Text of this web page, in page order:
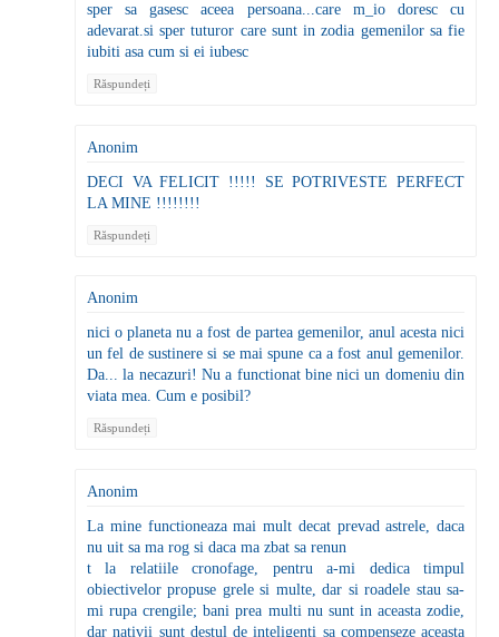
sper sa gasesc aceea persoana...care m_io doresc cu
adevarat.si sper tuturor care sunt in zodia gemenilor sa fie
iubiti asa cum si ei iubesc
Răspundeți
Anonim
DECI VA FELICIT !!!!! SE POTRIVESTE PERFECT
LA MINE !!!!!!!!
Răspundeți
Anonim
nici o planeta nu a fost de partea gemenilor, anul acesta nici
un fel de sustinere si se mai spune ca a fost anul gemenilor.
Da... la necazuri! Nu a functionat bine nici un domeniu din
viata mea. Cum e posibil?
Răspundeți
Anonim
La mine functioneaza mai mult decat prevad astrele, daca
nu uit sa ma rog si daca ma zbat sa renun
t la relatiile cronofage, pentru a-mi dedica timpul
obiectivelor propuse grele si multe, dar si roadele stau sa-
mi rupa crengile; bani prea multi nu sunt in aceasta zodie,
dar nativii sunt destul de inteligenti sa compenseze aceasta